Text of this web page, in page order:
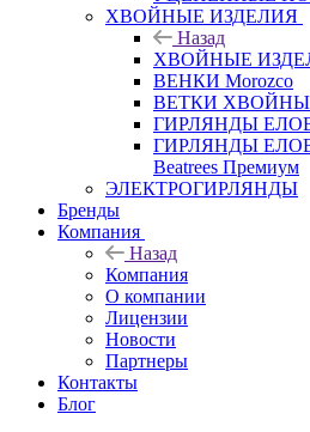
ХВОЙНЫЕ ИЗДЕЛИЯ
Назад
ХВОЙНЫЕ
ВЕНКИ Morozco
ВЕТКИ ХВОЙНЫЕ
ГИРЛЯНДЫ
ГИРЛЯНДЫ
Beatrees Премиум
ЭЛЕКТРОГИРЛЯНДЫ
Бренды
Компания
Назад
Компания
О компании
Лицензии
Новости
Партнеры
Контакты
Блог